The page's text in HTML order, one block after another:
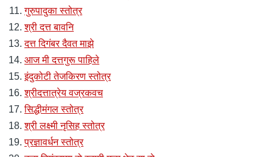
गुरुपादुका स्तोत्र
श्री दत्त बावनि
दत्त दिगंबर दैवत माझे
आज मी दत्तगुरू पाहिले
इंदुकोटी तेजकिरण स्तोत्र
श्रीदत्तात्रेय वज्रकवच
सिद्धीमंगल स्तोत्र
श्री लक्ष्मी नृसिह स्तोत्र
प्रज्ञावर्धन स्तोत्र